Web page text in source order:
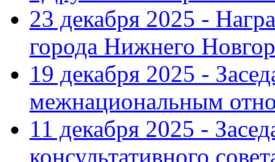
23 декабря 2025 -
города Нижнего
19 декабря 2025 -
межнациональным
11 декабря 2025 -
консультативного